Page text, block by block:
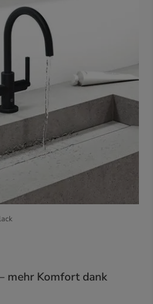
mehr Komfort dank